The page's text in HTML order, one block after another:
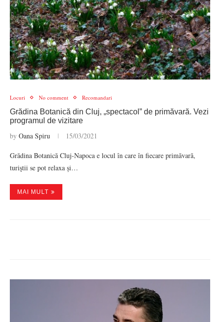
Locuri No comment Recomandari
Grădina Botanică din Cluj, „spectacol” de primăvară. Vezi
programul de vizitare
by Oana Spiru 15/03/2021
Grădina Botanică Cluj-Napoca e locul în care în fiecare primăvară,
turiştii se pot relaxa și…
MAI MULT